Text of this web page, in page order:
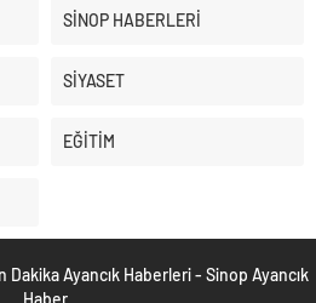
SİNOP HABERLERİ
SİYASET
EĞİTİM
Dakika Ayancık Haberleri - Sinop Ayancık